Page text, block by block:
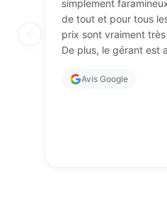
simplement
de tout et pour tous
prix sont vraiment
De plus, le gérant est
Avis Google